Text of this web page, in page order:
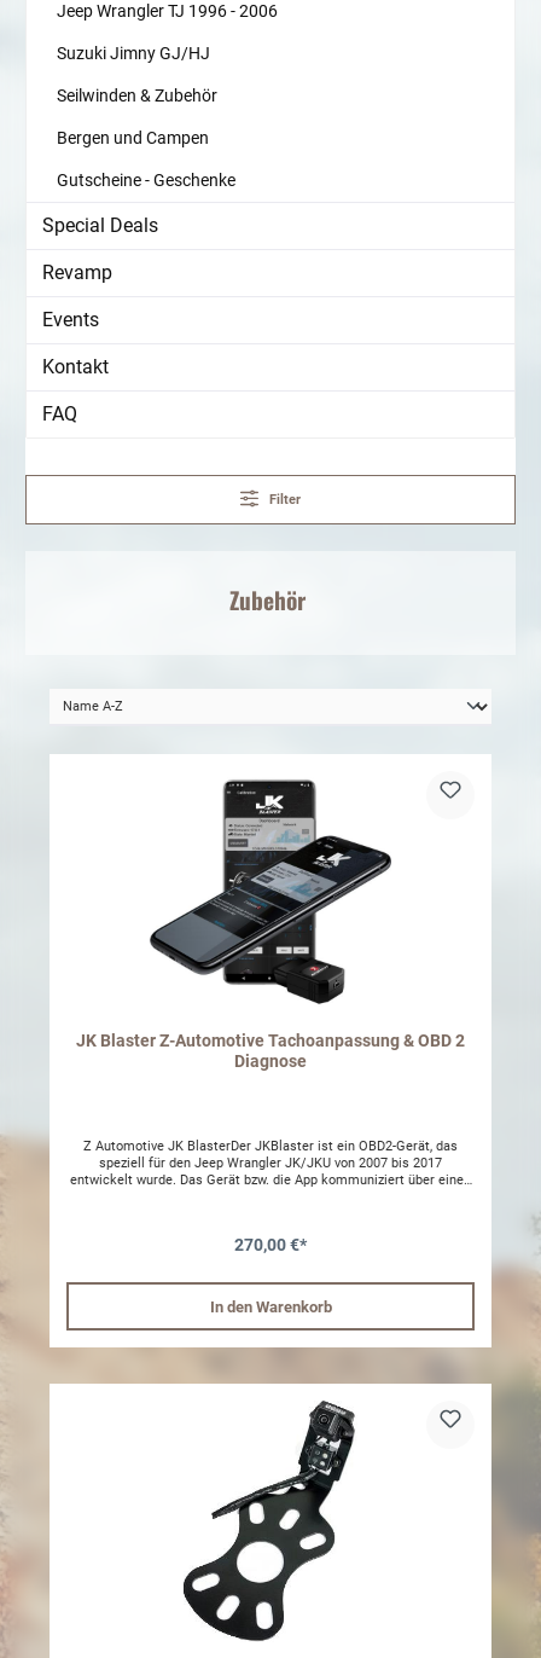
Jeep Wrangler TJ 1996 - 2006
Suzuki Jimny GJ/HJ
Seilwinden & Zubehör
Bergen und Campen
Gutscheine - Geschenke
Special Deals
Revamp
Events
Kontakt
FAQ
Filter
Zubehör
JK Blaster Z-Automotive Tachoanpassung & OBD 2
Diagnose
Z Automotive JK BlasterDer JKBlaster ist ein OBD2-Gerät, das
speziell für den Jeep Wrangler JK/JKU von 2007 bis 2017
entwickelt wurde. Das Gerät bzw. die App kommuniziert über einen
unsere Menüoptionen:Kalibrierung - Reifengröße, Achsen-/TC-
Funktionen - Sperrdifferentialsteuerung, Linelock, Winch-Modus,
Lichtshows.Scan - Anzeigen und Löschen von Diagnose-
Fehlercodes, einschließlich Definitionen.Definitionen - Suchen Sie
nach einem beliebigen DTC, der in unserer Datenbank vorhanden
ist.Einstellungen - WiFi-Geräteeinstellungen,
Apple
270,00 €*
In den Warenkorb